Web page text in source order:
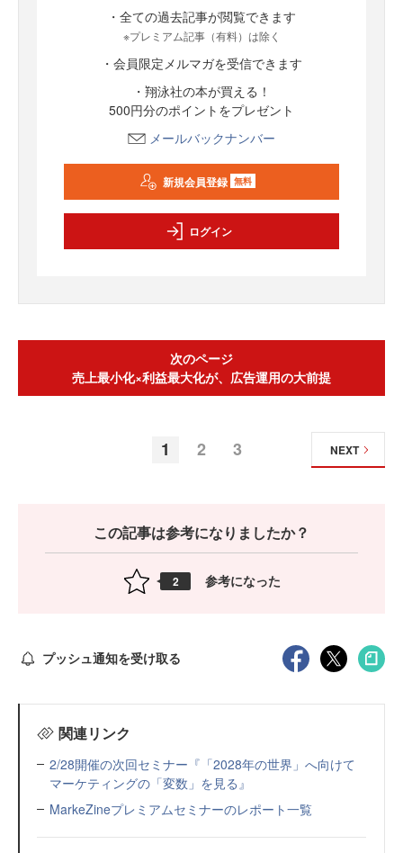
・全ての過去記事が閲覧できます
※プレミアム記事（有料）は除く
・会員限定メルマガを受信できます
・翔泳社の本が買える！
500円分のポイントをプレゼント
メールバックナンバー
新規会員登録 無料
ログイン
次のページ
売上最小化×利益最大化が、広告運用の大前提
1 2 3 NEXT
この記事は参考になりましたか？
2 参考になった
プッシュ通知を受け取る
関連リンク
2/28開催の次回セミナー『「2028年の世界」へ向けて
マーケティングの「変数」を見る』
MarkeZineプレミアムセミナーのレポート一覧